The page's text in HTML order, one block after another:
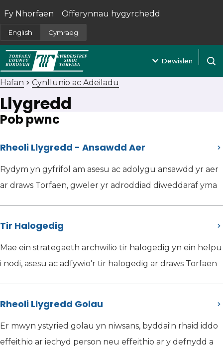
English Cymraeg
Fy Nhorfaen
(yn agor mewn tab newydd)
Offerynnau hygyrchedd
Dewislen
Hafan Cynllunio ac Adeiladu
Llygredd
Pob pwnc
Rheoli Llygredd - Ansawdd Aer
Rydym yn gyfrifol am asesu ac adolygu ansawdd yr aer
ar draws Torfaen, gweler yr adroddiad diweddaraf yma
Tir Halogedig
Mae ein strategaeth archwilio tir halogedig yn ein helpu
i nodi, asesu ac adfywio'r tir halogedig ar draws Torfaen
Rheoli Llygredd Golau
Er mwyn ystyried golau yn niwsans, byddai'n rhaid iddo
effeithio ar iechyd person neu effeithio ar y defnydd a